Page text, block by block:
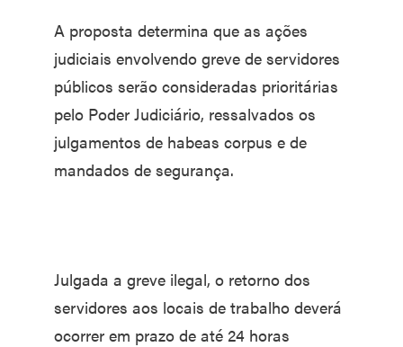
A proposta determina que as ações
judiciais envolvendo greve de servidores
públicos serão consideradas prioritárias
pelo Poder Judiciário, ressalvados os
julgamentos de habeas corpus e de
mandados de segurança.
Julgada a greve ilegal, o retorno dos
servidores aos locais de trabalho deverá
ocorrer em prazo de até 24 horas